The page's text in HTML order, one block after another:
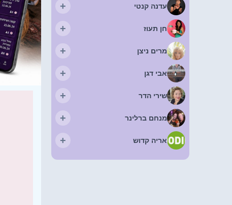
עדנה קנטי +
חן תעוז +
מרים ניצן +
אבי דגן +
שירי הדר +
מנחם ברלינר +
אריה קדוש +